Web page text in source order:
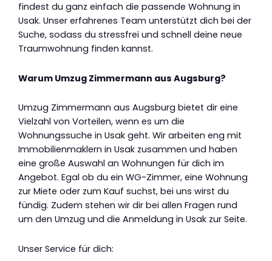
findest du ganz einfach die passende Wohnung in
Usak. Unser erfahrenes Team unterstützt dich bei der
Suche, sodass du stressfrei und schnell deine neue
Traumwohnung finden kannst.
Warum Umzug Zimmermann aus Augsburg?
Umzug Zimmermann aus Augsburg bietet dir eine
Vielzahl von Vorteilen, wenn es um die
Wohnungssuche in Usak geht. Wir arbeiten eng mit
Immobilienmaklern in Usak zusammen und haben
eine große Auswahl an Wohnungen für dich im
Angebot. Egal ob du ein WG-Zimmer, eine Wohnung
zur Miete oder zum Kauf suchst, bei uns wirst du
fündig. Zudem stehen wir dir bei allen Fragen rund
um den Umzug und die Anmeldung in Usak zur Seite.
Unser Service für dich: